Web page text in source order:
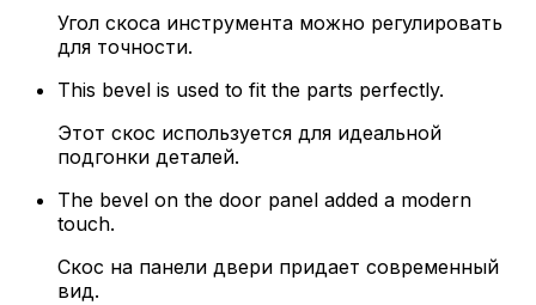
Угол скоса инструмента можно регулировать
для точности.
This bevel is used to fit the parts perfectly.
Этот скос используется для идеальной
подгонки деталей.
The bevel on the door panel added a modern
touch.
Скос на панели двери придает современный
вид.